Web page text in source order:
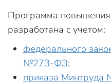
Программа
разработана с учетом:
федерального
№273-ФЗ;
приказа Минтруда